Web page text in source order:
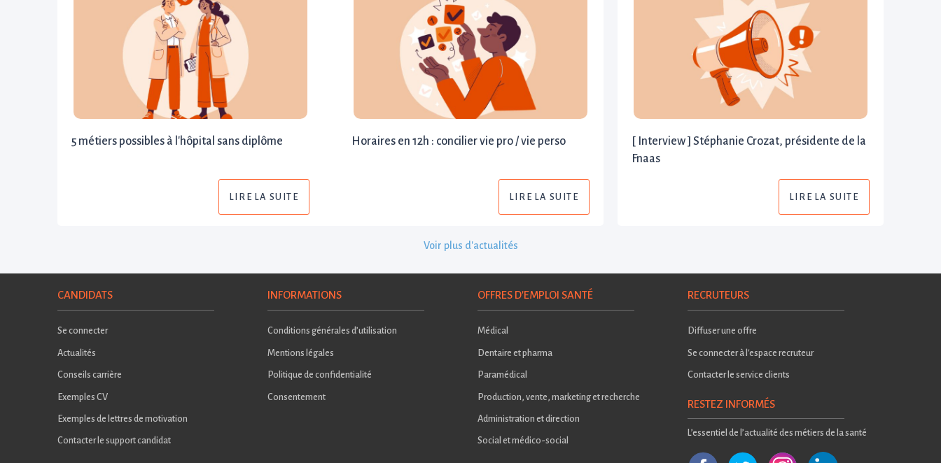
5 métiers possibles à l'hôpital sans diplôme
LIRE LA SUITE
Horaires en 12h : concilier vie pro / vie perso
LIRE LA SUITE
[ Interview ] Stéphanie Crozat, présidente de la
Fnaas
LIRE LA SUITE
Voir plus d'actualités
CANDIDATS
Se connecter
Actualités
Conseils carrière
Exemples CV
Exemples de lettres de motivation
Contacter le support candidat
INFORMATIONS
Conditions générales d’utilisation
Mentions légales
Politique de confidentialité
Consentement
OFFRES D'EMPLOI SANTÉ
Médical
Dentaire et pharma
Paramédical
Production, vente, marketing et recherche
Administration et direction
Social et médico-social
RECRUTEURS
Diffuser une offre
Se connecter à l'espace recruteur
Contacter le service clients
RESTEZ INFORMÉS
L’essentiel de l’actualité des métiers de la santé